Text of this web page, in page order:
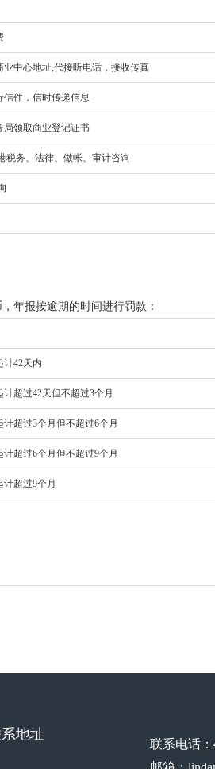
中心地址,代接听电话，接收传真
件，信时传递信息
局领取商业登记证书
税务、法律、做帐、审计咨询
年报按逾期的时间进行罚款：
计42天内
超过42天但不超过3个月
超过3个月但不超过6个月
超过6个月但不超过9个月
超过9个月
地址
联系电话